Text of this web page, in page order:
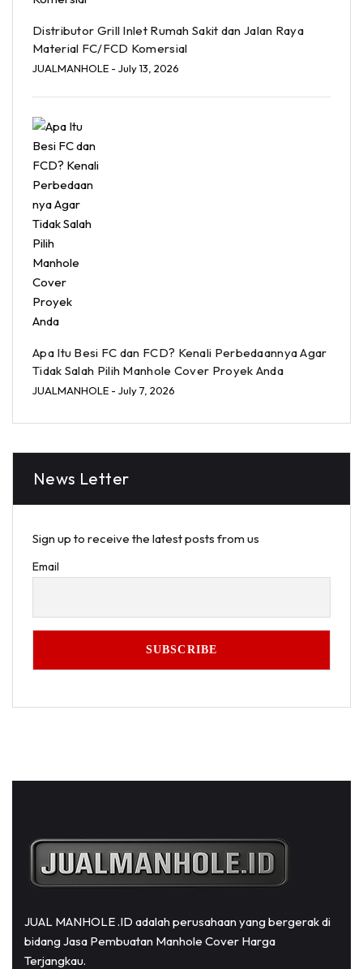
Distributor Grill Inlet Rumah Sakit dan Jalan Raya
Material FC/FCD Komersial
JUALMANHOLE - July 13, 2026
Apa Itu Besi FC dan FCD? Kenali Perbedaannya Agar
Tidak Salah Pilih Manhole Cover Proyek Anda
JUALMANHOLE - July 7, 2026
News Letter
Sign up to receive the latest posts from us
Email
JUAL MANHOLE .ID adalah perusahaan yang bergerak di
bidang Jasa Pembuatan Manhole Cover Harga
Terjangkau.